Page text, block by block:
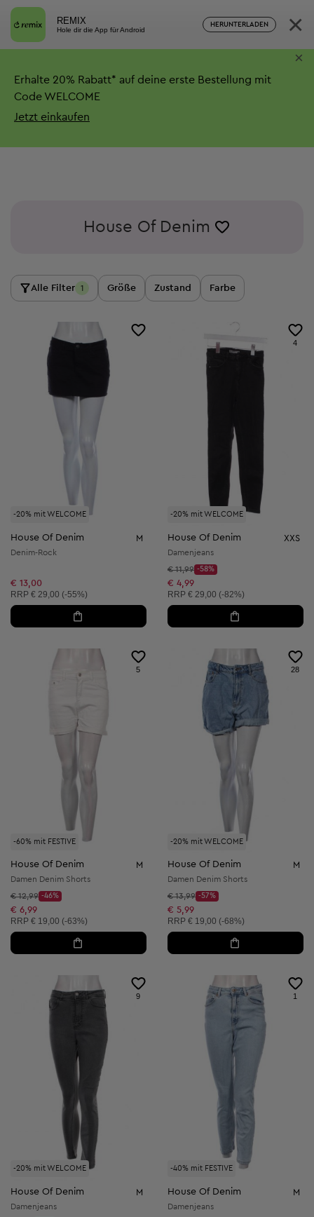
REMIX
Hole dir die App für Android
HERUNTERLADEN ×
Erhalte 20% Rabatt* auf deine erste Bestellung mit
Code WELCOME
Jetzt einkaufen
×
House Of Denim
Alle Filter 1 Größe Zustand Farbe
-20% mit WELCOME
House Of Denim M
Denim-Rock
€ 13,00
Unverbindliche Preisempfehlung:
RRP € 29,00 (-55%)
-20% mit WELCOME
4
House Of Denim XXS
Damenjeans
Startpreis:
€ 11,99
Discount Price:
-58%
Reduzierter Preis:
€ 4,99
Unverbindliche Preisempfehlung:
RRP € 29,00 (-82%)
-60% mit FESTIVE
5
House Of Denim M
Damen Denim Shorts
Startpreis:
€ 12,99
Discount Price:
-46%
Reduzierter Preis:
€ 6,99
Unverbindliche Preisempfehlung:
RRP € 19,00 (-63%)
-20% mit WELCOME
28
House Of Denim M
Damen Denim Shorts
Startpreis:
€ 13,99
Discount Price:
-57%
Reduzierter Preis:
€ 5,99
Unverbindliche Preisempfehlung:
RRP € 19,00 (-68%)
-20% mit WELCOME
9
House Of Denim M
Damenjeans
-40% mit FESTIVE
1
House Of Denim M
Damenjeans